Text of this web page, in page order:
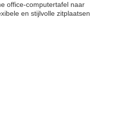
office-computertafel naar
en stijlvolle zitplaatsen